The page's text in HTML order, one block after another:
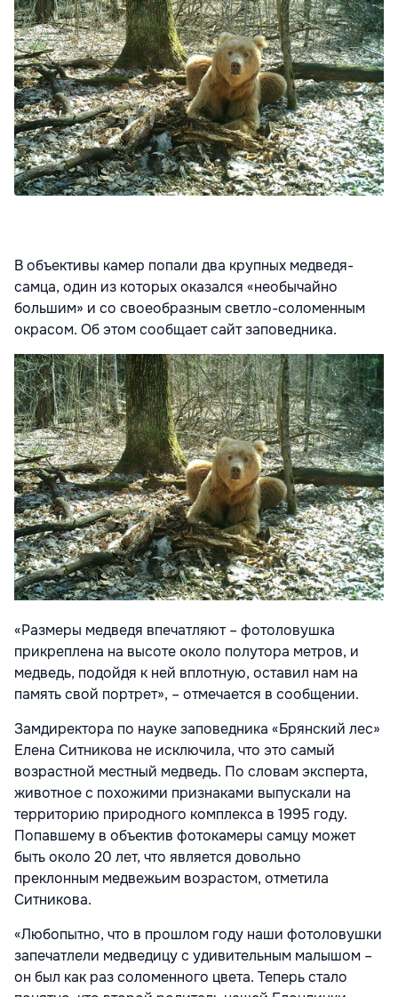
В объективы камер попали два крупных медведя-
самца, один из которых оказался «необычайно
большим» и со своеобразным светло-соломенным
окрасом. Об этом сообщает сайт заповедника.
«Размеры медведя впечатляют – фотоловушка
прикреплена на высоте около полутора метров, и
медведь, подойдя к ней вплотную, оставил нам на
память свой портрет», – отмечается в сообщении.
Замдиректора по науке заповедника «Брянский лес»
Елена Ситникова не исключила, что это самый
возрастной местный медведь. По словам эксперта,
животное с похожими признаками выпускали на
территорию природного комплекса в 1995 году.
Попавшему в объектив фотокамеры самцу может
быть около 20 лет, что является довольно
преклонным медвежьим возрастом, отметила
Ситникова.
«Любопытно, что в прошлом году наши фотоловушки
запечатлели медведицу с удивительным малышом –
он был как раз соломенного цвета. Теперь стало